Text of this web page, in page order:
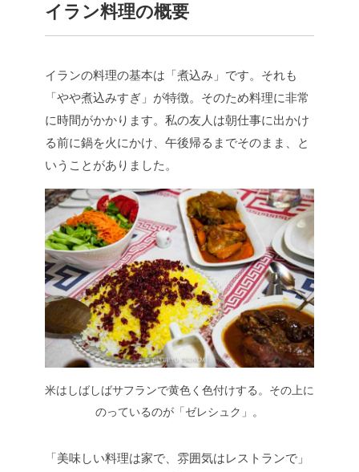
イラン料理の概要
イランの料理の基本は「煮込み」です。それも
「やや煮込みすぎ」が特徴。そのため料理に非常
に時間がかかります。私の友人は朝仕事に出かけ
る前に鍋を火にかけ、午後帰るまでそのまま、と
いうことがありました。
米はしばしばサフランで黄色く色付けする。その上に
のっているのが「ゼレシュク」。
「美味しい料理は家で、雰囲気はレストランで」